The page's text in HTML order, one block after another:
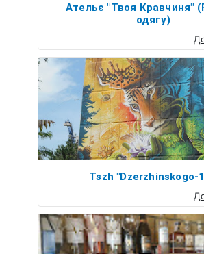
Ательє "Твоя Кравчиня"
одягу)
Tszh "Dzerzhinskogo-